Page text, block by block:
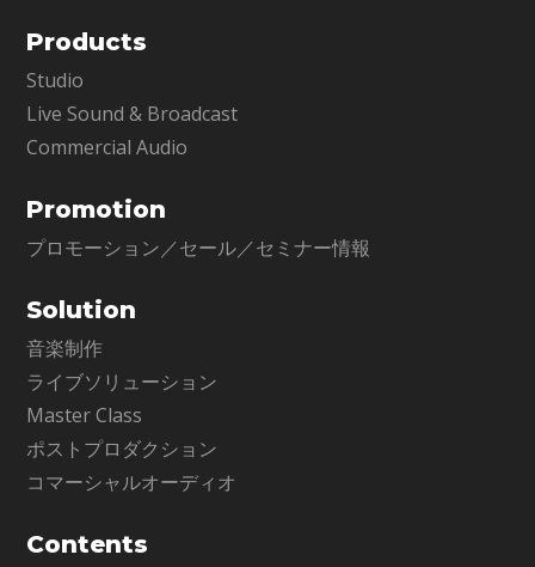
Products
Studio
Live Sound & Broadcast
Commercial Audio
Promotion
プロモーション／セール／セミナー情報
Solution
音楽制作
ライブソリューション
Master Class
ポストプロダクション
コマーシャルオーディオ
Contents